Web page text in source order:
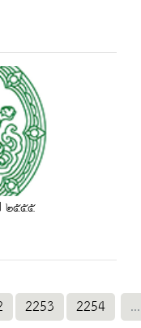
๒๕๕๕
2253 2254 ...